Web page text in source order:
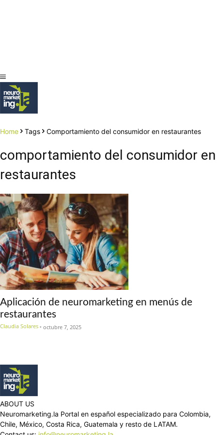
Home Tags Comportamiento del consumidor en restaurantes
comportamiento del consumidor en
restaurantes
Aplicación de neuromarketing en menús de
restaurantes
Claudia Solares - octubre 7, 2025
ABOUT US
Neuromarketing.la Portal en español especializado para Colombia,
Chile, México, Costa Rica, Guatemala y resto de LATAM.